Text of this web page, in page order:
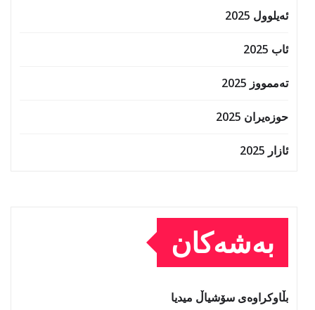
ئەیلوول 2025
ئاب 2025
تەممووز 2025
حوزه‌یران 2025
ئازار 2025
بەشەکان
بڵاوکراوەی سۆشیاڵ میدیا